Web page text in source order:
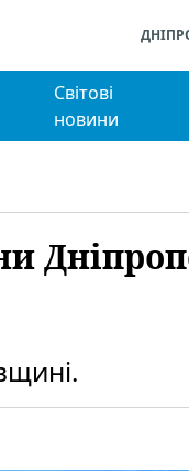
Світові
новини